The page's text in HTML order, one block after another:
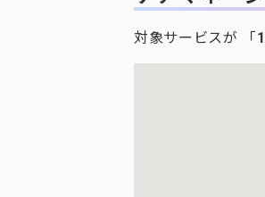
対象サービスが 「